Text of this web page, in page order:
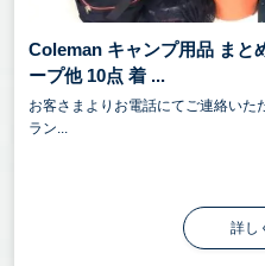
Coleman キャンプ用品 まと
ープ他 10点 着 ...
お客さまよりお電話にてご連絡い
ラン...
詳し